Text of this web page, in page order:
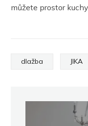
můžete prostor
dlažba JIKA